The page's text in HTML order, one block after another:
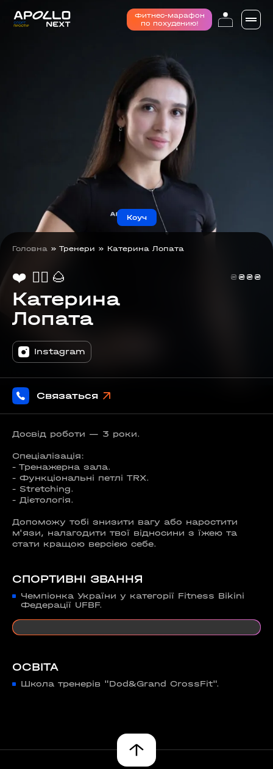
Фитнес-марафон
по похудению!
Коуч
Головна » Тренери » Катерина Лопата
❤️ 🏋️‍♀️ 🌰 ₴
₴
₴
₴
Катерина
Лопата
Instagram
Связаться
Досвід роботи — 3 роки.
Спеціалізація:
- Тренажерна зала.
- Функціональні петлі TRX.
- Stretching.
- Дієтологія.
Допоможу тобі знизити вагу або наростити
м'язи, налагодити твої відносини з їжею та
стати кращою версією себе.
СПОРТИВНІ ЗВАННЯ
Чемпіонка України у категорії Fitness Bikini
Федерації UFBF.
ОСВІТА
Школа тренерів "Dod&Grand CrossFit".